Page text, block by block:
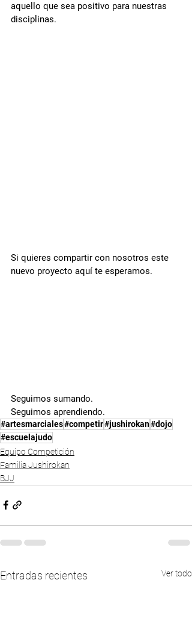
aquello que sea positivo para nuestras
disciplinas.
Si quieres compartir con nosotros este
nuevo proyecto aquí te esperamos.
Seguimos sumando.
Seguimos aprendiendo.
#artesmarciales#competir#jushirokan#dojo
#escuelajudo
Equipo Competición
Familia Jushirokan
BJJ
Entradas recientes Ver todo